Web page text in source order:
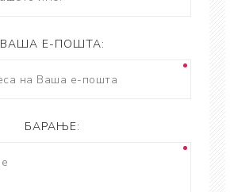
ВАША Е-ПОШТА:
БАРАЊЕ: